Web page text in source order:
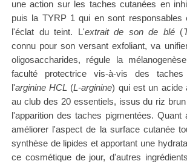
une action sur les taches cutanées en
puis la TYRP 1 qui en sont responsables
l'éclat du teint. L'extrait de son de blé(
connu pour son versant exfoliant, va
oligosaccharides, régule la
faculté protectrice vis-à-vis des taches
l'arginine HCL (L-arginine) qui est un acide
au club des 20 essentiels, issus du riz
l'apparition des taches pigmentées. Quant
améliorer l'aspect de la surface cutanée
synthèse de lipides et apportant une
ce cosmétique de jour, d'autres